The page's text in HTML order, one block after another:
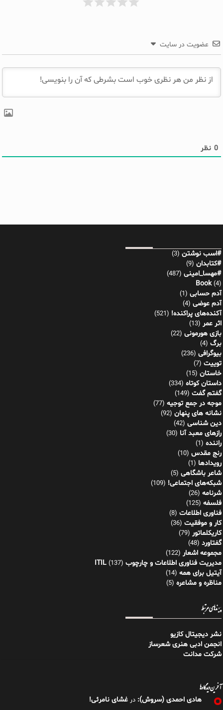
عضویت در سایت
0 نظر
#اسب نوشتن (3)
#کتابدان (9)
#مهسا_امینی (487)
Book(4)
آدم حسابی (1)
آدم عوضی (4)
آکنده‌های پراکنده! (521)
اثر عمر (13)
بازی هورمونی (22)
برگ (4)
بیوگرافی (236)
توییت (7)
خاستان (15)
داستان کوتاه (334)
گفتم گفت (149)
موجه در جمع توجیه (77)
نشانه های پنهان (92)
دین شناسی (42)
رازهای معبد آنا (30)
راننده (1)
رنج مقدس (10)
رویدادها (1)
شاعر باشگاهی (5)
شبکه‌های اجتماعی! (109)
شرنامه (26)
فلسفه (125)
فناوری اطلاعات (8)
کار و موفقیت (36)
کاریکلماتور (79)
گفتاورد (48)
مجموعه اشعار (122)
مدیریت فناوری اطلاعات و چارچوب ITIL (137)
آیتیل برای همه (14)
مناظره و مشاعره (5)
پیوندهای مرتبط
نشر دیجیتال کازیو
انجمن ادبی هنری شعرساز
شرکت مدانت
آخرین دیدگاه‌ها
هادی احمدی (سروش): در غشای نامرئی!